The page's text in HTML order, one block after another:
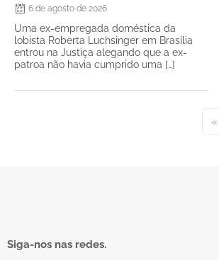
6 de agosto de 2026
Uma ex-empregada doméstica da
lobista Roberta Luchsinger em Brasília
entrou na Justiça alegando que a ex-
patroa não havia cumprido uma […]
«
Siga-nos nas redes.